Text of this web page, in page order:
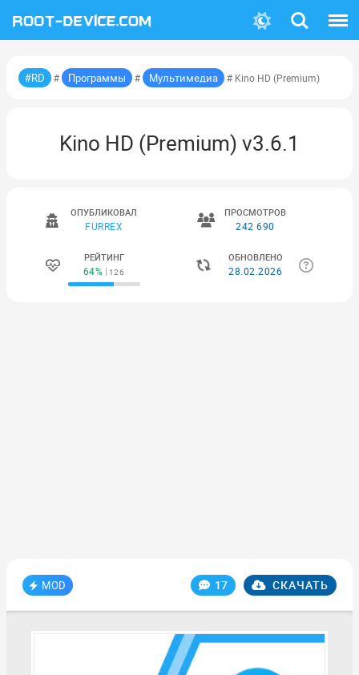
Поиск
#RD # Программы # Мультимедиа # Kino HD (Premium)
Kino HD (Premium) v3.6.1
ОПУБЛИКОВАЛ
FURREX
ПРОСМОТРОВ
242 690
РЕЙТИНГ
64% 126
ОБНОВЛЕНО
28.02.2026
MOD СКАЧАТЬ
17